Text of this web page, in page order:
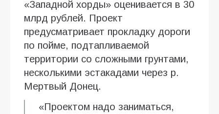
«Западной хорды» оценивается в 30
млрд рублей. Проект
предусматривает прокладку дороги
по пойме, подтапливаемой
территории со сложными грунтами,
несколькими эстакадами через р.
Мертвый Донец.
«Проектом надо заниматься,